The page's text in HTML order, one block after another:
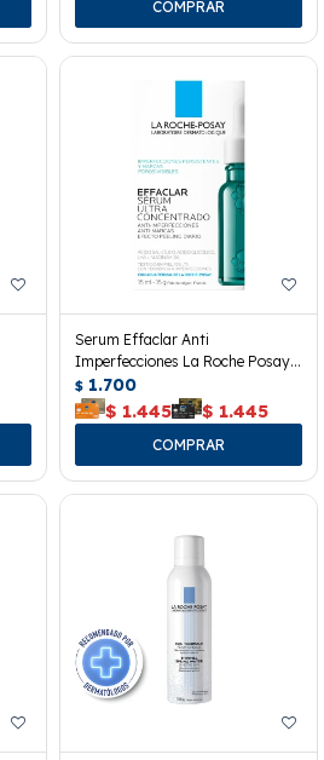
Serum Effaclar Anti
Imperfecciones La Roche Posay
15 Ml.
$ 1.700
$ 1.445 $ 1.445